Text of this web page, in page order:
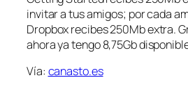
invitar a tus amigos; por cada
Dropbox recibes 250Mb extra.
ahora ya tengo 8,75Gb
Vía: canasto.es